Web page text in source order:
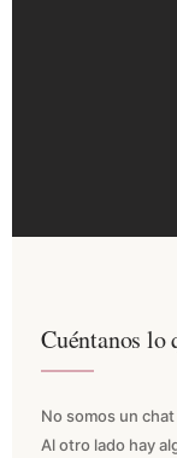
Cuéntanos lo
No somos un
Al otro lado hay